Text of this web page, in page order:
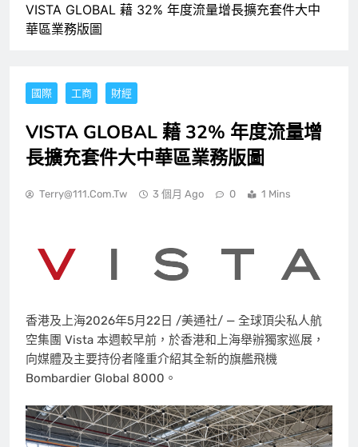
VISTA GLOBAL 藉 32% 年度流量增長擴充套件大中
華區業務版圖
國際 工商 財經
VISTA GLOBAL 藉 32% 年度流量增
長擴充套件大中華區業務版圖
Terry@111.com.tw 3 個月 Ago 0 1 Mins
香港及上海2026年5月22日 /美通社/ — 全球頂尖私人航
空集團 Vista 本週較早前，於香港和上海舉辦獨家巡展，
向媒體及主要持份者隆重介紹其全新的旗艦飛機
Bombardier Global 8000。